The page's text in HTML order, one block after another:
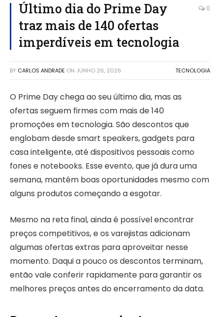
Último dia do Prime Day
traz mais de 140 ofertas
imperdíveis em tecnologia
0
BY CARLOS ANDRADE ON JUNHO 26, 2026 TECNOLOGIA
O Prime Day chega ao seu último dia, mas as
ofertas seguem firmes com mais de 140
promoções em tecnologia. São descontos que
englobam desde smart speakers, gadgets para
casa inteligente, até dispositivos pessoais como
fones e notebooks. Esse evento, que já dura uma
semana, mantém boas oportunidades mesmo com
alguns produtos começando a esgotar.
Mesmo na reta final, ainda é possível encontrar
preços competitivos, e os varejistas adicionam
algumas ofertas extras para aproveitar nesse
momento. Daqui a pouco os descontos terminam,
então vale conferir rapidamente para garantir os
melhores preços antes do encerramento da data.